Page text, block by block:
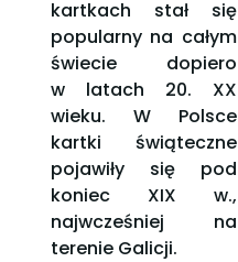
kartkach stał się
popularny na całym
świecie dopiero
w latach 20. XX
wieku. W Polsce
kartki świąteczne
pojawiły się pod
koniec XIX w.,
najwcześniej na
terenie Galicji.